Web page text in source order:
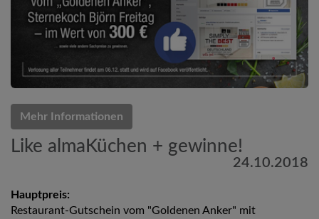
Mehr Informationen
Like almaKüchen + gewinne!
24.10.2018
Hauptpreis:
Restaurant-Gutschein vom "Goldenen Anker" mit